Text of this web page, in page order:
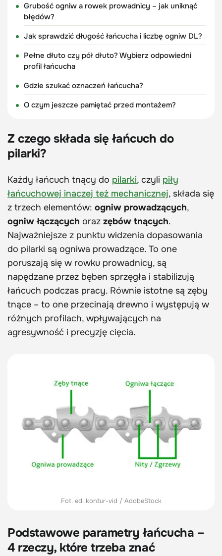
Grubość ogniw a rowek prowadnicy – jak uniknąć
błędów?
Jak sprawdzić długość łańcucha i liczbę ogniw DL?
Pełne dłuto czy pół dłuto? Wybierz odpowiedni
profil łańcucha
Gdzie szukać oznaczeń łańcucha?
O czym jeszcze pamiętać przed montażem?
Z czego składa się łańcuch do
pilarki?
Każdy łańcuch tnący do pilarki, czyli piły
łańcuchowej inaczej też mechanicznej, składa się
z trzech elementów: ogniw prowadzących,
ogniw łączących oraz zębów tnących.
Najważniejsze z punktu widzenia dopasowania
do pilarki są ogniwa prowadzące. To one
poruszają się w rowku prowadnicy, są
napędzane przez bęben sprzęgła i stabilizują
łańcuch podczas pracy. Równie istotne są zęby
tnące – to one przecinają drewno i występują w
różnych profilach, wpływających na
agresywność i precyzję cięcia.
Fot. ed. kontur-vid / AdobeStock
Podstawowe parametry łańcucha –
4 rzeczy, które trzeba znać